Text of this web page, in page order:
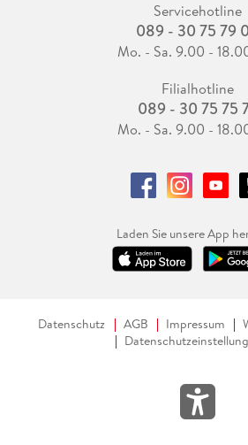
Servicehotline
089 - 30 75 79
Mo. - Sa. 9.00 -
Filialhotline
089 - 30 75 75
Mo. - Sa. 9.00 -
Laden Sie unsere App
Datenschutz AGB Impressum